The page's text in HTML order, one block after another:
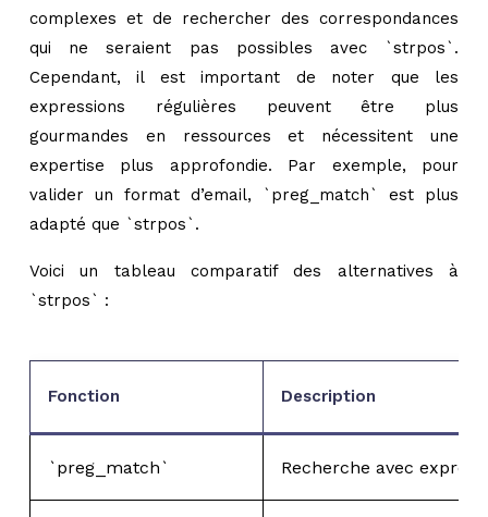
complexes et de rechercher des correspondances
qui ne seraient pas possibles avec `strpos`.
Cependant, il est important de noter que les
expressions régulières peuvent être plus
gourmandes en ressources et nécessitent une
expertise plus approfondie. Par exemple, pour
valider un format d’email, `preg_match` est plus
adapté que `strpos`.
Voici un tableau comparatif des alternatives à
`strpos` :
Fonction Description
`preg_match` Recherche avec